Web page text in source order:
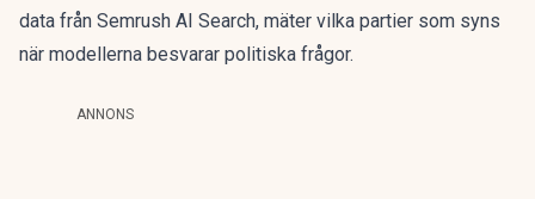
data från Semrush AI Search, mäter vilka partier som syns
när modellerna besvarar politiska frågor.
ANNONS